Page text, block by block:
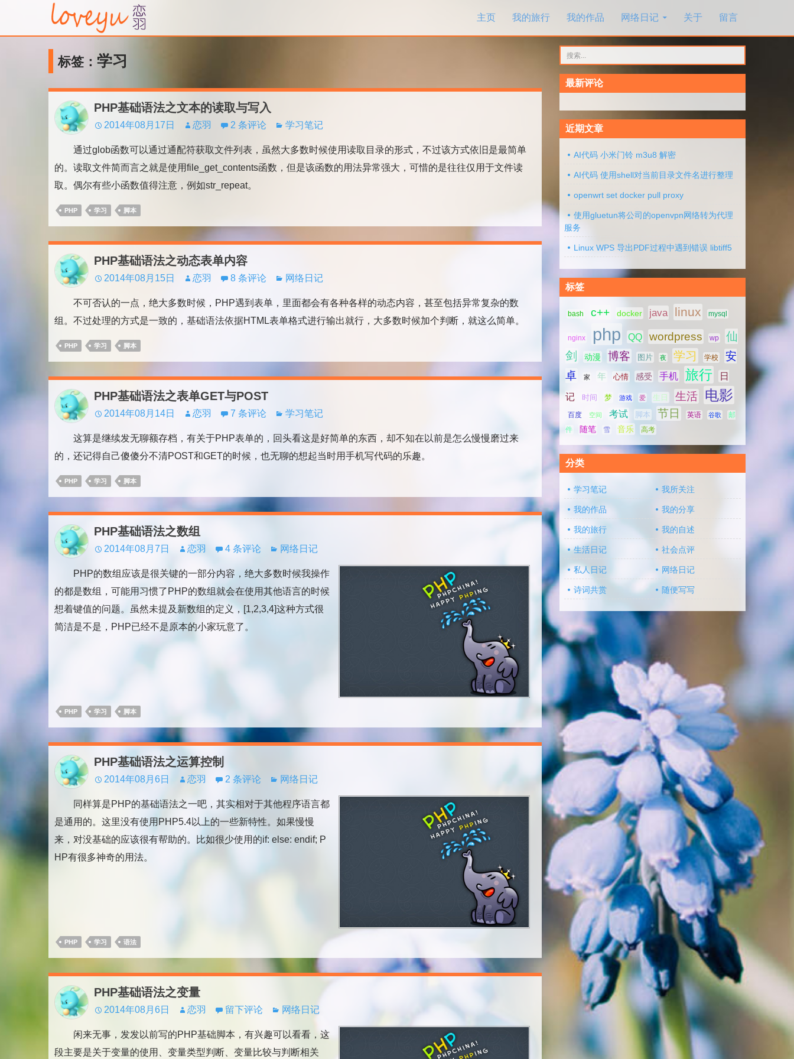
主页
我的旅行 我的作品 网络日记 关于 留言
标签： 学习
PHP基础语法之文本的读取与写入
2014年08月17日 恋羽 2 条评论 学习笔记
通过glob函数可以通过通配符获取文件列表，虽然大多数时候使用读取目录的形式，不过该方式依旧是最简单
的。读取文件简而言之就是使用file_get_contents函数，但是该函数的用法异常强大，可惜的是往往仅用于文件读
取。偶尔有些小函数值得注意，例如str_repeat。
PHP 学习 脚本
PHP基础语法之动态表单内容
2014年08月15日 恋羽 8 条评论 网络日记
不可否认的一点，绝大多数时候，PHP遇到表单，里面都会有各种各样的动态内容，甚至包括异常复杂的数
组。不过处理的方式是一致的，基础语法依据HTML表单格式进行输出就行，大多数时候加个判断，就这么简单。
PHP 学习 脚本
PHP基础语法之表单GET与POST
2014年08月14日 恋羽 7 条评论 学习笔记
这算是继续发无聊额存档，有关于PHP表单的，回头看这是好简单的东西，却不知在以前是怎么慢慢磨过来
的，还记得自己傻傻分不清POST和GET的时候，也无聊的想起当时用手机写代码的乐趣。
PHP 学习 脚本
PHP基础语法之数组
2014年08月7日 恋羽 4 条评论 网络日记
PHP的数组应该是很关键的一部分内容，绝大多数时候我操作
的都是数组，可能用习惯了PHP的数组就会在使用其他语言的时候
想着键值的问题。虽然未提及新数组的定义，[1,2,3,4]这种方式很
简洁是不是，PHP已经不是原本的小家玩意了。
PHP 学习 脚本
PHP基础语法之运算控制
2014年08月6日 恋羽 2 条评论 网络日记
同样算是PHP的基础语法之一吧，其实相对于其他程序语言都
是通用的。这里没有使用PHP5.4以上的一些新特性。如果慢慢
来，对没基础的应该很有帮助的。比如很少使用的if: else: endif; P
HP有很多神奇的用法。
PHP 学习 语法
PHP基础语法之变量
2014年08月6日 恋羽 留下评论 网络日记
闲来无事，发发以前写的PHP基础脚本，有兴趣可以看看，这
段主要是关于变量的使用、变量类型判断、变量比较与判断相关
索：
最新评论
近期文章
AI代码 小米门铃 m3u8 解密
AI代码 使用shell对当前目录文件名进行整理
openwrt set docker pull proxy
使用gluetun将公司的openvpn网络转为代理
服务
Linux WPS 导出PDF过程中遇到错误 libtiff5
标签
bash c++ docker java linux mysql
nginx php QQ wordpress wp
仙
剑
动漫 博客 图片 夜 学习 学校
安
卓
家 年 心情 感受 手机 旅行 日
记 时间 梦 游戏 爱 生日 生活 电影
百度 空间 考试 脚本 节日 英语 谷歌 邮
件 随笔 雪 音乐 高考
分类
学习笔记 我所关注
我的作品 我的分享
我的旅行 我的自述
生活日记 社会点评
私人日记 网络日记
诗词共赏 随便写写